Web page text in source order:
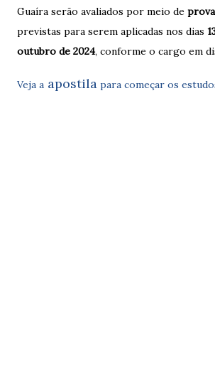
Guaíra serão avaliados por meio de
previstas para serem aplicadas nos dias
outubro de 2024, conforme o cargo em
Veja a apostila para começar os